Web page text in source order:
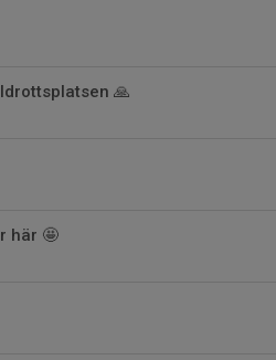
🙏
här 🤩